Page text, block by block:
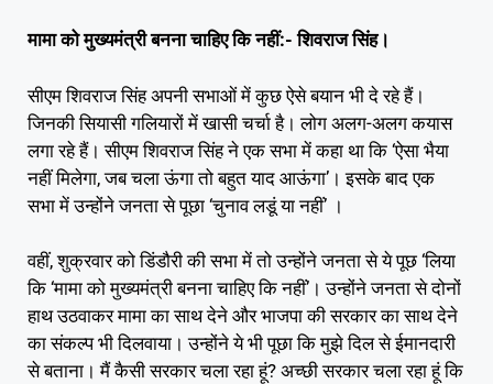
मामा को मुख्यमंत्री बनना चाहिए कि नहीं:- शिवराज सिंह।
सीएम शिवराज सिंह अपनी सभाओं में कुछ ऐसे बयान भी दे रहे हैं।
जिनकी सियासी गलियारों में खासी चर्चा है। लोग अलग-अलग कयास
लगा रहे हैं। सीएम शिवराज सिंह ने एक सभा में कहा था कि ‘ऐसा भैया
नहीं मिलेगा, जब चला ऊंगा तो बहुत याद आऊंगा’। इसके बाद एक
सभा में उन्होंने जनता से पूछा ‘चुनाव लडूं या नहीं’ ।
वहीं, शुक्रवार को डिंडौरी की सभा में तो उन्होंने जनता से ये पूछ ‘लिया
कि ‘मामा को मुख्यमंत्री बनना चाहिए कि नहीं’। उन्होंने जनता से दोनों
हाथ उठवाकर मामा का साथ देने और भाजपा की सरकार का साथ देने
का संकल्प भी दिलवाया। उन्होंने ये भी पूछा कि मुझे दिल से ईमानदारी
से बताना। मैं कैसी सरकार चला रहा हूं? अच्छी सरकार चला रहा हूं कि